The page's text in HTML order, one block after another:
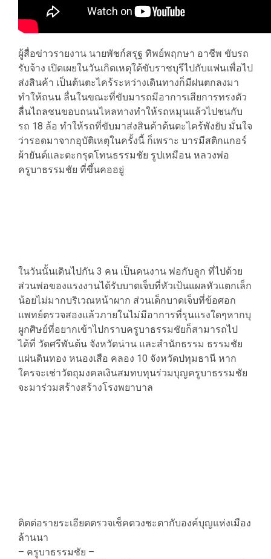
ผู้สื่อข่าวรายงาน นายพัชก์สรุฐ ทิพย์พฤกษา อาชีพ ขับรถ
รับจ้าง เปิดเผยในวันเกิดเหตุใด้ขับราชบุรีไปกับแฟนเพื่อไป
ส่งสินค้า เป็นต้นตะไคร้ระหว่างเดินทางก็มีฝนตกลงมา
ทำให้ถนน ลื่นในขณะที่ขับมารถมีอาการเสียการทรงตัว
ลื่นไถลชนขอบถนนไหลทางทำให้รถหมุนแล้วไปชนกับ
รถ 18 ล้อ ทำให้รถที่ขับมาส่งสินค้าต้นตะไคร้พังยับ มั่นใจ
ว่ารอดมาจากอุบัติเหตุในครั้งนี้ ก็เพราะ บารมีสติกแกอร์
ผ้ายันต์และตะกรุดโทนธรรมชัย รูปเหมือน หลวงพ่อ
ครูบาธรรมชัย ที่ขึ้นคออยู่
ในวันนั้นเดินไปกัน 3 คน เป็นคนงาน พ่อกับลูก ที่ไปด้วย
ส่วนพ่อของแรงงานได้รับบาดเจ็บที่หัวเป้นแผลหัวแตกเล็ก
น้อยไม่มากบริเวณหน้าผาก ส่วนเด็กบาดเจ็บที่ข้อศอก
แพทย์ตรวจสองแล้วภายในไม่มีอาการที่รุนแรงใดๆหากบุ
ผูกศิษย์ที่อยากเข้าไปกราบครูบาธรรมชัยก็สามารถไป
ได้ที่ วัดศรีพันต้น จังหวัดน่าน และสำนักธรรม ธรรมชัย
แผ่นดินทอง หนองเสือ คลอง 10 จังหวัดปทุมธานี หาก
ใครจะเช่าวัตถุมงคลเงินสมทบทุนร่วมบุญครูบาธรรมชัย
จะมาร่วมสร้างสร้างโรงพยาบาล
ติดต่อรายระเอียดตรวจเช็คดวงชะตากับองค์บุญแห่งเมือง
ล้านนา
– ครูบาธรรมชัย –